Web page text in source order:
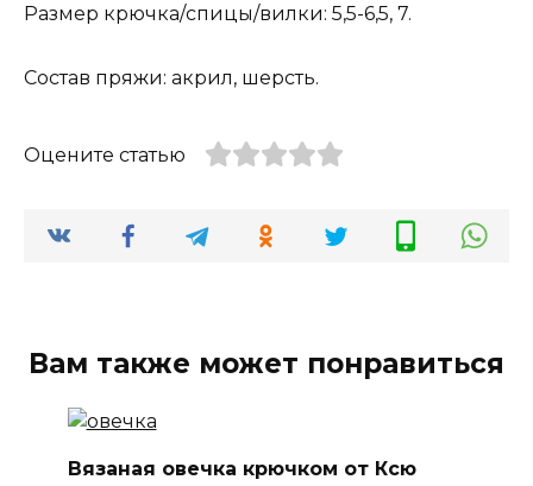
Размер крючка/спицы/вилки: 5,5-6,5, 7.
Состав пряжи: акрил, шерсть.
Оцените статью
Вам также может понравиться
Вязаная овечка крючком от Ксю